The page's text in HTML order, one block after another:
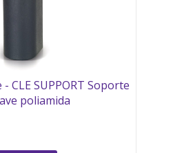
CLE SUPPORT Soporte
poliamida